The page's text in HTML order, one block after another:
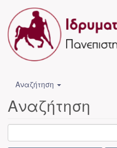
Αναζήτηση
Αναζήτηση